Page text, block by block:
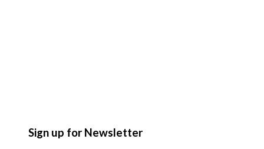
Sign up for Newsletter